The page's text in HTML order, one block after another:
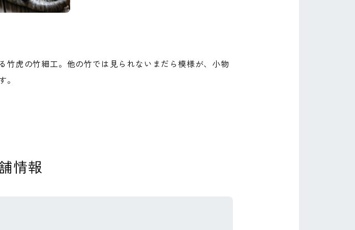
竹虎の竹細工。他の竹では見られないまだら模様が、小物
。
情報